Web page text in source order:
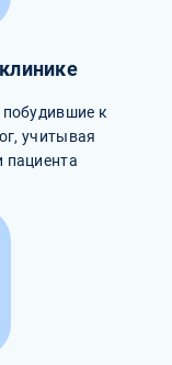
к
учитывая
пациента